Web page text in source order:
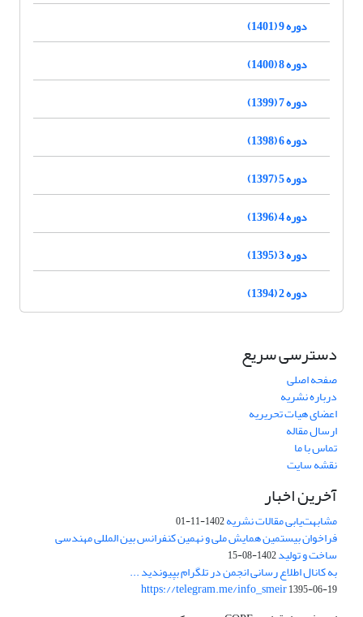
دوره 9 (1401)
دوره 8 (1400)
دوره 7 (1399)
دوره 6 (1398)
دوره 5 (1397)
دوره 4 (1396)
دوره 3 (1395)
دوره 2 (1394)
دسترسی سریع
صفحه اصلی
درباره نشریه
اعضای هیات تحریریه
ارسال مقاله
تماس با ما
نقشه سایت
آخرین اخبار
مشابهت‌یابی مقالات نشریه1402-11-01
فراخوان بیستمین همایش ملی و نهمین کنفرانس بین المللی مهندسی
ساخت و تولید1402-08-15
به کانال اطلاع رسانی انجمن در تلگرام بپیوندید ...
https://telegram.me/info_smeir1395-06-19